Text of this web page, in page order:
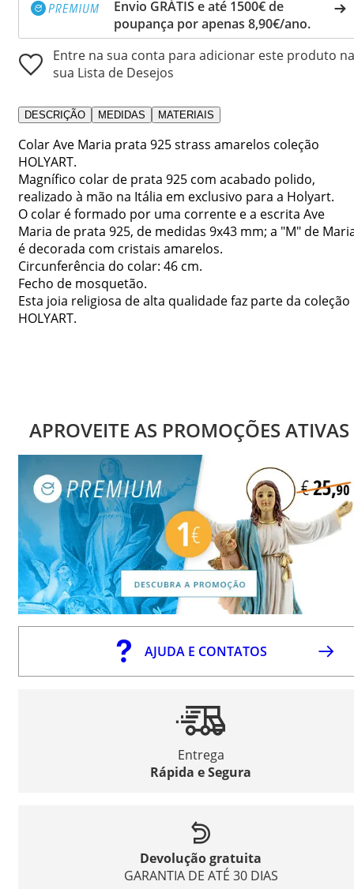
Envio GRÁTIS e até 1500€ de
poupança por apenas 8,90€/ano.
Entre na sua conta para adicionar este produto na
sua Lista de Desejos
DESCRIÇÃO MEDIDAS MATERIAIS
Colar Ave Maria prata 925 strass amarelos coleção
HOLYART.
Magnífico colar de prata 925 com acabado polido,
realizado à mão na Itália em exclusivo para a Holyart.
O colar é formado por uma corrente e a escrita Ave
Maria de prata 925, de medidas 9x43 mm; a "M" de
é decorada com cristais amarelos.
Circunferência do colar: 46 cm.
Fecho de mosquetão.
Esta joia religiosa de alta qualidade faz parte da coleção
HOLYART.
APROVEITE AS PROMOÇÕES ATIVAS
AJUDA E CONTATOS
Entrega
Rápida e Segura
Devolução gratuita
GARANTIA DE ATÉ 30 DIAS